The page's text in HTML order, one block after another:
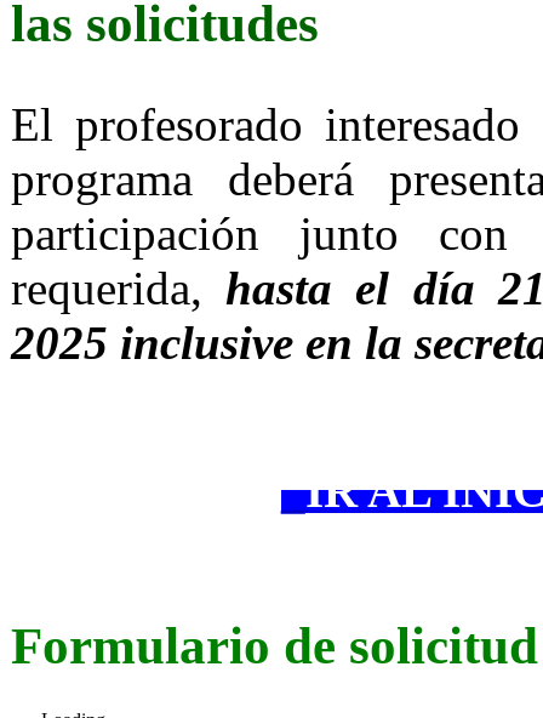
las solicitudes
El profesorado
programa deberá
participación junto con
requerida, hasta el día
2025 inclusive en la
_IR AL
Formulario de solicitud